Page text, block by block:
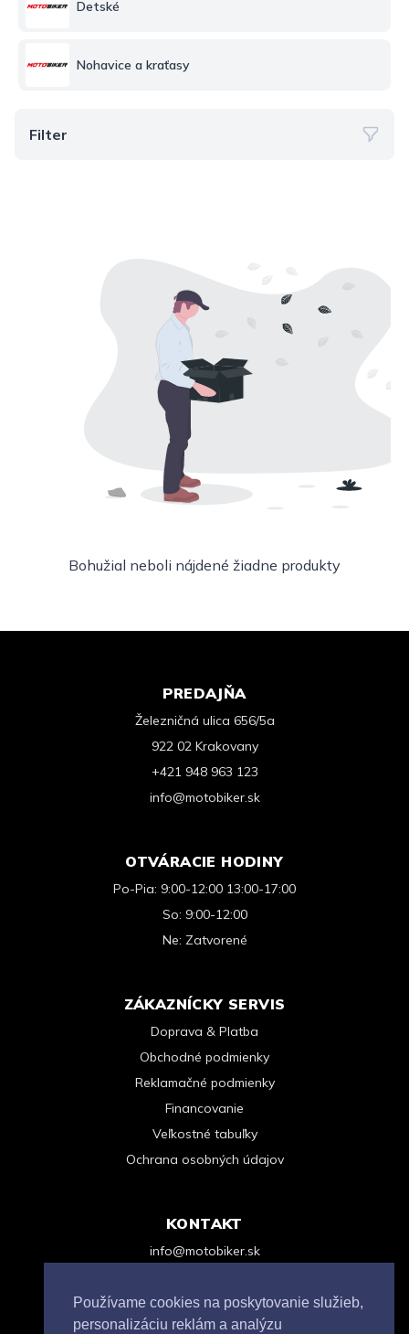
Používame cookies na poskytovanie služieb,
personalizáciu reklám a analýzu
Detské
Nohavice a kraťasy
Filter
Bohužial neboli nájdené žiadne produkty
PREDAJŇA
Železničná ulica 656/5a
922 02 Krakovany
+421 948 963 123
info@motobiker.sk
OTVÁRACIE HODINY
Po-Pia: 9:00-12:00 13:00-17:00
So: 9:00-12:00
Ne: Zatvorené
ZÁKAZNÍCKY SERVIS
Doprava & Platba
Obchodné podmienky
Reklamačné podmienky
Financovanie
Veľkostné tabuľky
Ochrana osobných údajov
KONTAKT
info@motobiker.sk
Kontaktný formulár